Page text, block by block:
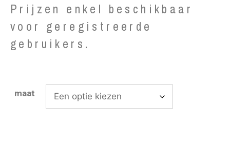
Prijzen enkel beschikbaar
voor geregistreerde
gebruikers.
maat